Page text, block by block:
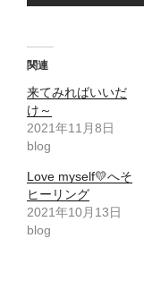
関連
来てみればいいだ
け～
2021年11月8日
blog
Love myself💛へそ
ヒーリング
2021年10月13日
blog